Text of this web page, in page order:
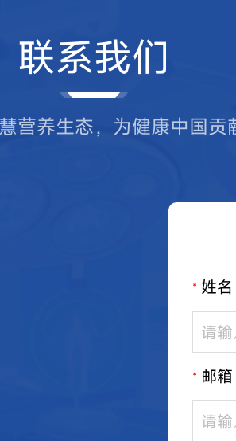
联系我们
营养生态，为健康中国贡
* 姓名
* 邮箱